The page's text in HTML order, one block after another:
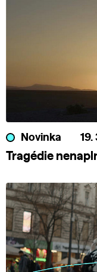
Novinka 19.
Tragédie